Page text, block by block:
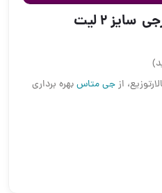
۲ لیت
ازجی متاسبهره برداری